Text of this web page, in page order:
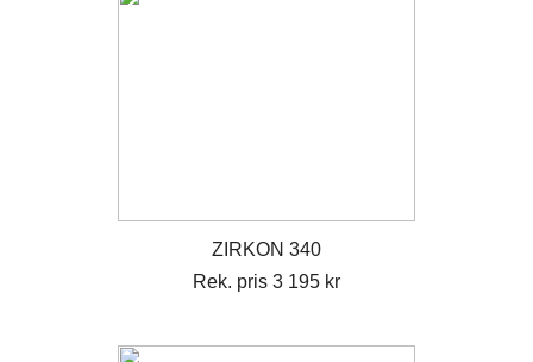
ZIRKON 340
Rek. pris 3 195 kr